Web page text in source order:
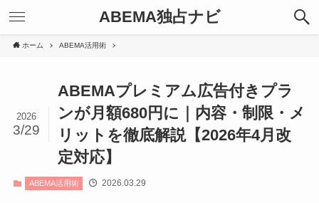
ABEMA独占ナビ
ホーム ABEMA活用術
ABEMAプレミアム広告付きプラ
ンが月額680円に｜内容・制限・メ
リットを徹底解説【2026年4月改
定対応】
2026
3/29
ABEMA活用術 2026.03.29